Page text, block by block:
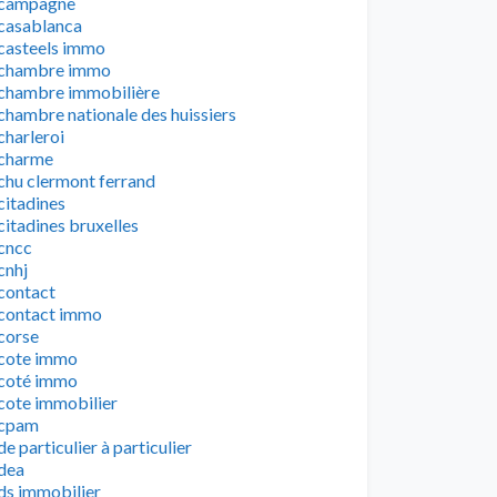
immo
immo
immobilière
nationale des huissiers
clermont ferrand
bruxelles
immo
immo
immo
immobilier
particulier à particulier
immobilier